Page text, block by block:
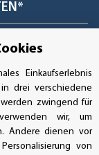
Einkaufserlebnis
drei verschiedene
zwingend für
wir, um
Andere dienen vor
von